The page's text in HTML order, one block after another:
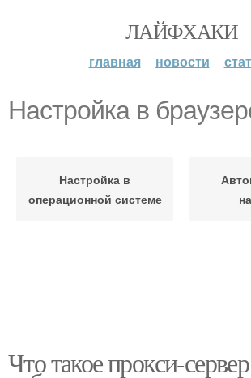
ЛАЙФХАКИ
главная новости
Настройка в
Настройка в
операционной системе
Что такое прокси-